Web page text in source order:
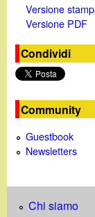
Versione
Versione PDF
Condividi
Community
Guestbook
Newsletters
Chi siamo